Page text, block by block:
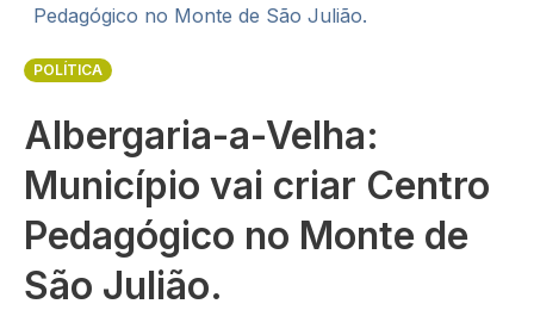
Pedagógico no Monte de São Julião.
POLÍTICA
Albergaria-a-Velha:
Município vai criar Centro
Pedagógico no Monte de
São Julião.